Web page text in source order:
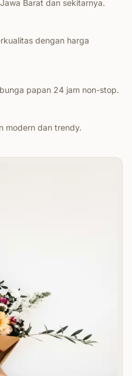
Barat dan sekitarnya.
dengan harga
papan 24 jam non-stop.
modern dan trendy.